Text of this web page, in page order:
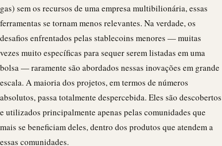
gas) sem os recursos de uma empresa multibilionária, essas
ferramentas se tornam menos relevantes. Na verdade, os
desafios enfrentados pelas stablecoins menores — muitas
vezes muito específicas para sequer serem listadas em uma
bolsa — raramente são abordados nessas inovações em grande
escala. A maioria dos projetos, em termos de números
absolutos, passa totalmente despercebida. Eles são descobertos
e utilizados principalmente apenas pelas comunidades que
mais se beneficiam deles, dentro dos produtos que atendem a
essas comunidades.